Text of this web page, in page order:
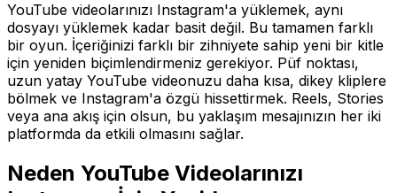
YouTube videolarınızı Instagram'a yüklemek, aynı
dosyayı yüklemek kadar basit değil. Bu tamamen farklı
bir oyun. İçeriğinizi farklı bir zihniyete sahip yeni bir kitle
için yeniden biçimlendirmeniz gerekiyor. Püf noktası,
uzun yatay YouTube videonuzu daha kısa, dikey kliplere
bölmek ve Instagram'a özgü hissettirmek. Reels, Stories
veya ana akış için olsun, bu yaklaşım mesajınızın her iki
platformda da etkili olmasını sağlar.
Neden YouTube Videolarınızı